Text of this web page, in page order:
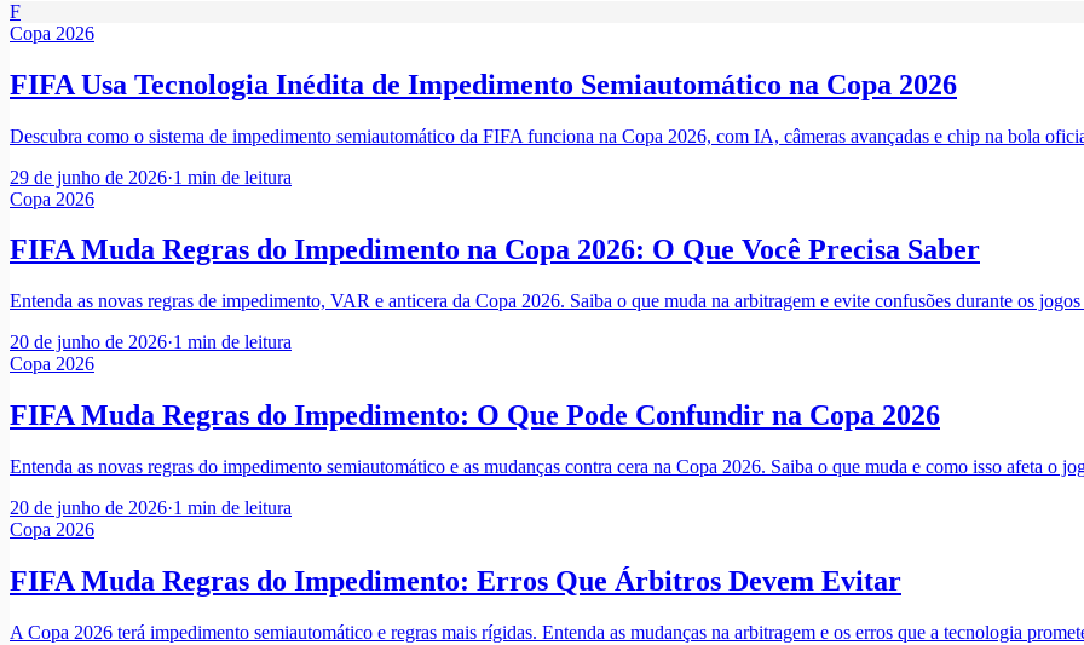
F
Copa 2026
FIFA Usa Tecnologia Inédita de Impedimento Semiautomático na Copa 2026
Descubra como o sistema de impedimento semiautomático da FIFA funciona na Copa 2026, com IA, câmeras avançadas e chip na bola
29 de junho de 2026·1 min de leitura
Copa 2026
FIFA Muda Regras do Impedimento na Copa 2026: O Que Você Precisa Saber
Entenda as novas regras de impedimento, VAR e anticera da Copa 2026. Saiba o que muda na arbitragem e evite confusões durante os
20 de junho de 2026·1 min de leitura
Copa 2026
FIFA Muda Regras do Impedimento: O Que Pode Confundir na Copa 2026
Entenda as novas regras do impedimento semiautomático e as mudanças contra cera na Copa 2026. Saiba o que muda e como isso afeta o
20 de junho de 2026·1 min de leitura
Copa 2026
FIFA Muda Regras do Impedimento: Erros Que Árbitros Devem Evitar
A Copa 2026 terá impedimento semiautomático e regras mais rígidas. Entenda as mudanças na arbitragem e os erros que a tecnologia